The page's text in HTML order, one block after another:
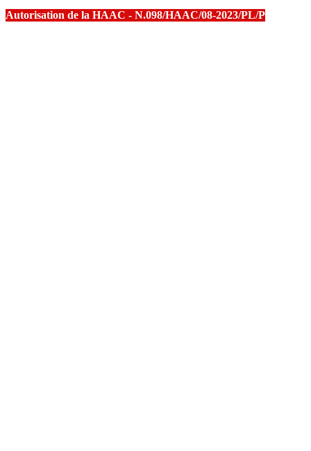
Autorisation de la HAAC - N.098/HAAC/08-2023/PL/P